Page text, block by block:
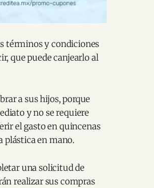
términos y condiciones
que puede canjearlo al
a sus hijos, porque
y no se requiere
el gasto en quincenas
plástica en mano.
una solicitud de
realizar sus compras